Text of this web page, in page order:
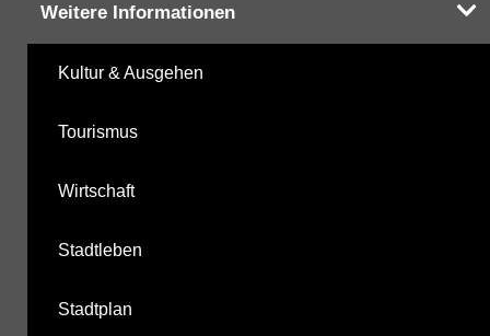
Weitere Informationen
Kultur & Ausgehen
Tourismus
Wirtschaft
Stadtleben
Stadtplan